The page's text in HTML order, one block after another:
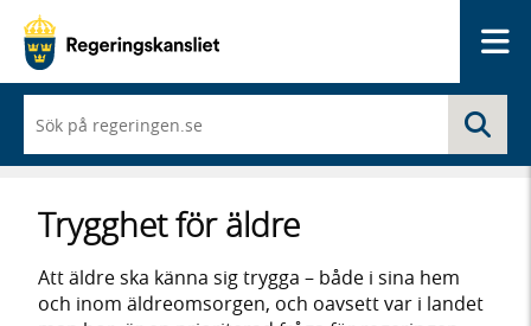
du
börjar
skriva
framträder
med
sökförslag
Trygghet för äldre
Att äldre ska känna sig trygga – både i sina hem
och inom äldreomsorgen, och oavsett var i landet